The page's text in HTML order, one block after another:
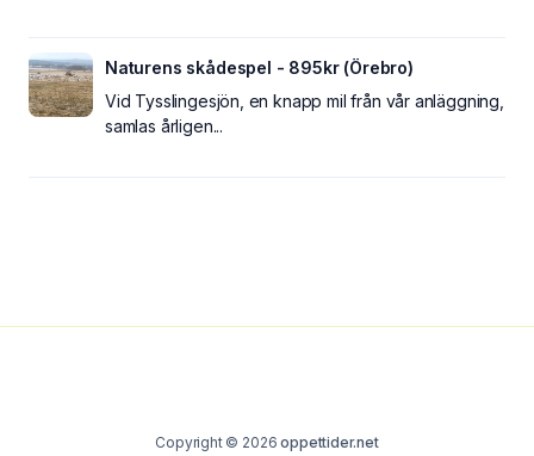
Naturens skådespel - 895kr (Örebro)
Vid Tysslingesjön, en knapp mil från vår anläggning,
samlas årligen...
Copyright © 2026oppettider.net